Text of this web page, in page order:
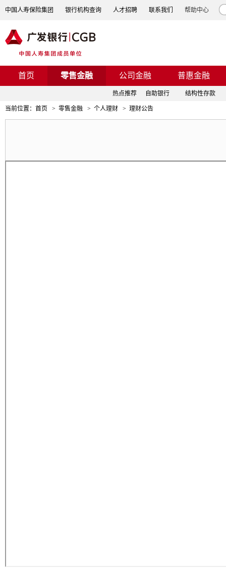
中国人寿保险集团 银行机构查询 人才招聘 联系我们 帮助中心
首页 零售金融 公司金融 普惠金融
热点推荐 自助银行 结构性存款
当前位置： 首页 > 零售金融 > 个人理财 > 理财公告